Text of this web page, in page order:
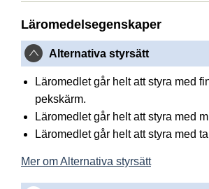
Läromedelsegenskaper
Alternativa styrsätt
Läromedlet går helt att styra med
pekskärm.
Läromedlet går helt att styra med
Läromedlet går helt att styra med
Mer om Alternativa styrsätt